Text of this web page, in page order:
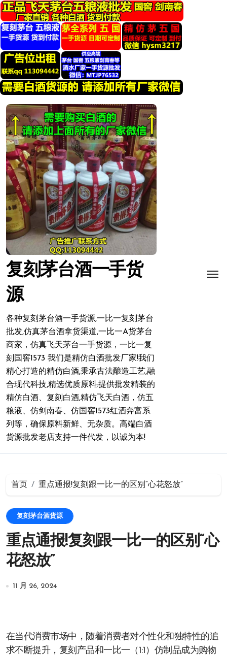
转
到
内
容
复刻茅台酒一手货
源
各种复刻茅台酒一手货源,一比一复刻茅台
批发,仿真茅台酒拿货渠道,一比一A货茅台
商家，仿真飞天茅台一手货源，一比一复
刻国窖1573 我们是精仿白酒批发厂家!我们
精心打造的精仿白酒,秉承古法酿造工艺,融
合现代科技,精选优质原料;提供批发精装的
精仿白酒、复刻白酒,精仿飞天白酒，仿五
粮液、仿剑南春、仿国窖1573红酒奔富系
列等，确保原料新鲜、无杂质。高端白酒
货源批发老店支持一件代发，以诚为本!
首页 重点通报!复刻跟一比一的区别“心花怒放”
复刻茅台酒货源
重点通报!复刻跟一比一的区别“心
花怒放”
11 月 26, 2024
在当代消费市场中，随着消费者对个性化和独特性的追
求不断提升，复刻产品和一比一（1:1）仿制品成为购物